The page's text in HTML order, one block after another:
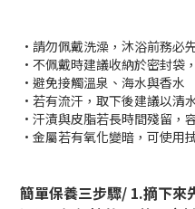
•請勿佩戴洗澡，沐浴前務必
• 不佩戴時建議收納於密封袋
•避免接觸溫泉、海水與香水
•若有流汗，取下後建議以清
•汗漬與皮脂若長時間殘留，
• 金屬若有氧化變暗，可使用
簡單保養三步驟/ 1.摘下來